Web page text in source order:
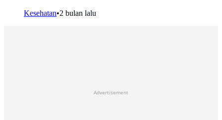
Kesehatan•2 bulan lalu
Advertisement